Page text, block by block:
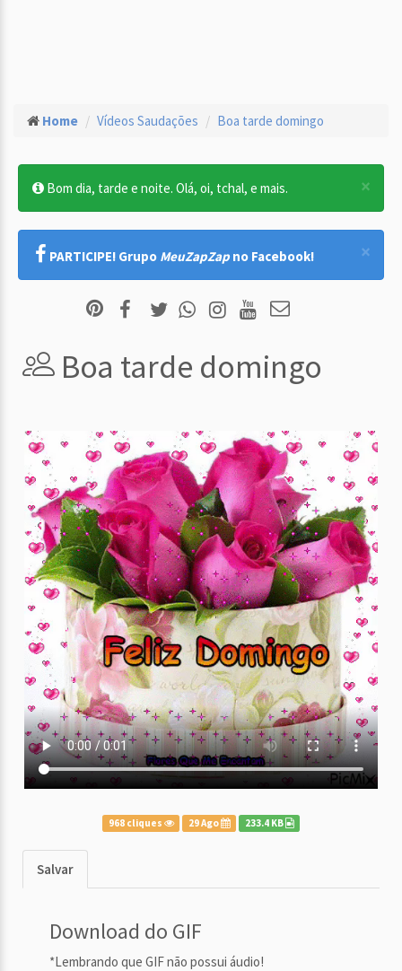
Home Vídeos Saudações Boa tarde domingo
×
Bom dia, tarde e noite. Olá, oi, tchal, e mais.
×
PARTICIPE! Grupo MeuZapZap no Facebook!
Boa tarde domingo
968 cliques 29 Ago 233.4 KB
Salvar
Download do GIF
*Lembrando que GIF não possui áudio!